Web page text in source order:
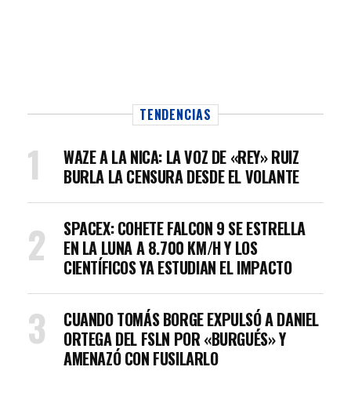
TENDENCIAS
WAZE A LA NICA: LA VOZ DE «REY» RUIZ
BURLA LA CENSURA DESDE EL VOLANTE
SPACEX: COHETE FALCON 9 SE ESTRELLA
EN LA LUNA A 8.700 KM/H Y LOS
CIENTÍFICOS YA ESTUDIAN EL IMPACTO
CUANDO TOMÁS BORGE EXPULSÓ A DANIEL
ORTEGA DEL FSLN POR «BURGUÉS» Y
AMENAZÓ CON FUSILARLO